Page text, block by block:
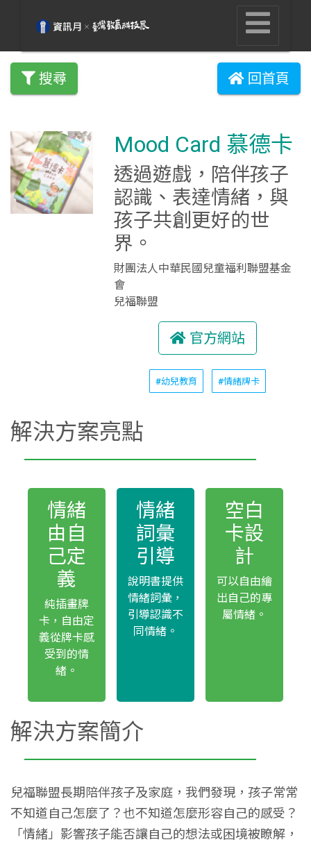
搜尋 回首頁
Mood Card 慕德卡
透過遊戲，陪伴孩子
認識、表達情緒，與
孩子共創更好的世
界。
財團法人中華民國兒童福利聯盟基金
會
兒福聯盟
官方網站
#幼兒教育 #情緒牌卡
解決方案亮點
情緒
由自
己定
義
純插畫牌
卡，自由定
義從牌卡感
受到的情
緒。
情緒
詞彙
引導
說明書提供
情緒詞彙，
引導認識不
同情緒。
空白
卡設
計
可以自由繪
出自己的專
屬情緒。
解決方案簡介
兒福聯盟長期陪伴孩子及家庭，我們發現，孩子常常
不知道自己怎麼了？也不知道怎麼形容自己的感受？
「情緒」影響孩子能否讓自己的想法或困境被瞭解，